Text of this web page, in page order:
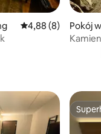
Średnia ocena:
4,88 (8)
Pokój